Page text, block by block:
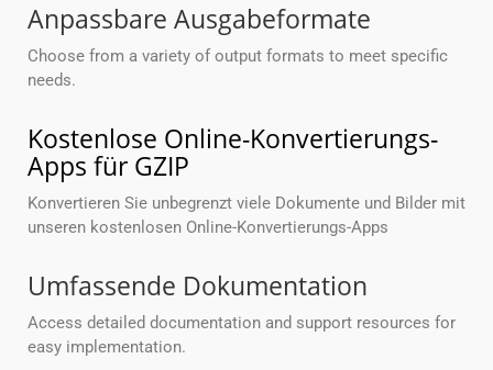
Anpassbare Ausgabeformate
Choose from a variety of output formats to meet specific
needs.
Kostenlose Online-Konvertierungs-
Apps für GZIP
Konvertieren Sie unbegrenzt viele Dokumente und Bilder mit
unseren kostenlosen Online-Konvertierungs-Apps
Umfassende Dokumentation
Access detailed documentation and support resources for
easy implementation.